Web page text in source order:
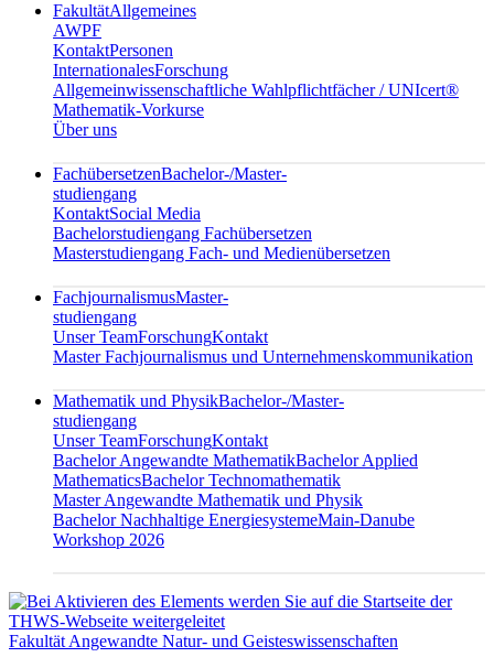
FakultätAllgemeines
AWPF
KontaktPersonen
InternationalesForschung
Allgemeinwissenschaftliche Wahlpflichtfächer / UNIcert®
Mathematik-Vorkurse
Über uns
FachübersetzenBachelor-/Master-
studiengang
KontaktSocial Media
Bachelorstudiengang Fachübersetzen
Masterstudiengang Fach- und Medienübersetzen
FachjournalismusMaster-
studiengang
Unser TeamForschungKontakt
Master Fachjournalismus und Unternehmenskommunikation
Mathematik und PhysikBachelor-/Master-
studiengang
Unser TeamForschungKontakt
Bachelor Angewandte MathematikBachelor Applied
MathematicsBachelor Technomathematik
Master Angewandte Mathematik und Physik
Bachelor Nachhaltige EnergiesystemeMain-Danube
Workshop 2026
Fakultät Angewandte Natur- und Geisteswissenschaften